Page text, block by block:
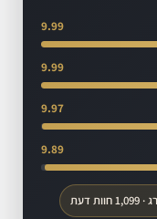
9.99
9.99
9.97
9.89